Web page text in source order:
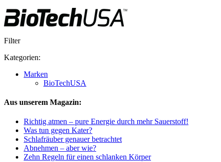
Filter
Kategorien:
Marken
BioTechUSA
Aus unserem Magazin:
Richtig atmen – pure Energie durch mehr Sauerstoff!
Was tun gegen Kater?
Schlafräuber genauer betrachtet
Abnehmen – aber wie?
Zehn Regeln für einen schlanken Körper